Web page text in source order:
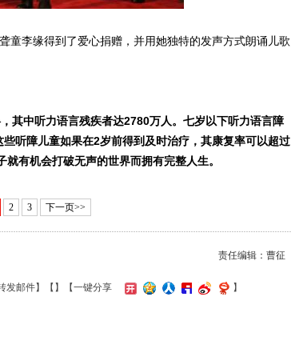
童李缘得到了爱心捐赠，并用她独特的发声方式朗诵儿歌
中听力语言残疾者达2780万人。七岁以下听力语言障
听障儿童如果在2岁前得到及时治疗，其康复率可以超过
有机会打破无声的世界而拥有完整人生。
2 3 下一页>>
责任编辑：曹征
发邮件】【 】 【一键分享 】